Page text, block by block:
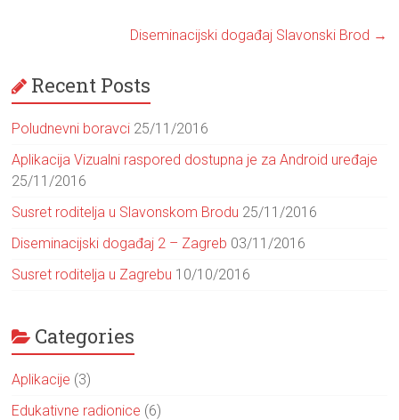
Diseminacijski događaj Slavonski Brod →
Recent Posts
Poludnevni boravci 25/11/2016
Aplikacija Vizualni raspored dostupna je za Android uređaje
25/11/2016
Susret roditelja u Slavonskom Brodu 25/11/2016
Diseminacijski događaj 2 – Zagreb 03/11/2016
Susret roditelja u Zagrebu 10/10/2016
Categories
Aplikacije (3)
Edukativne radionice (6)